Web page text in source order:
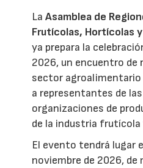
LaAsamblea de
Frutícolas, Hortícolas y
ya prepara la
2026, un encuentro de
sector agroalimentario
a representantes de
organizaciones de
de la industria
El evento tendrá lugar
noviembre de 2026, de